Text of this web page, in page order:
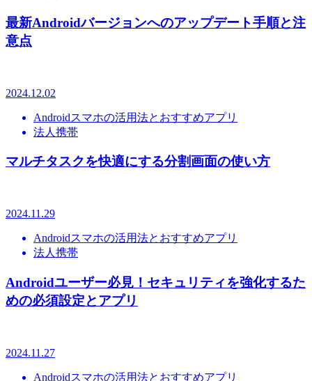
最新Androidバージョンへのアップデート手順と注
意点
2024.12.02
Androidスマホの活用法とおすすめアプリ
法人携帯
マルチタスクを快適にする分割画面の使い方
2024.11.29
Androidスマホの活用法とおすすめアプリ
法人携帯
Androidユーザー必見！セキュリティを強化するた
めの必須設定とアプリ
2024.11.27
Androidスマホの活用法とおすすめアプリ